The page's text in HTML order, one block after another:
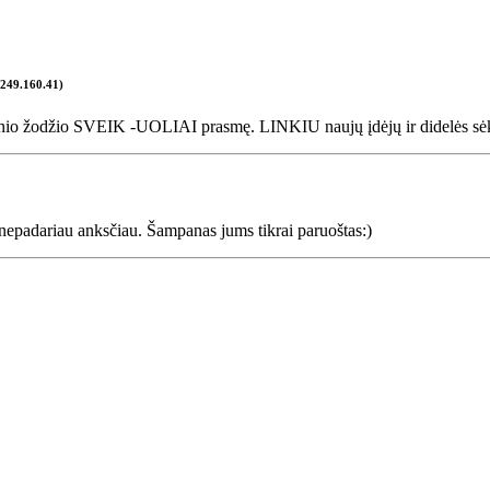
žodžio SVEIK -UOLIAI prasmę. LINKIU naujų įdėjų ir didelės
anksčiau. Šampanas jums tikrai paruoštas:)